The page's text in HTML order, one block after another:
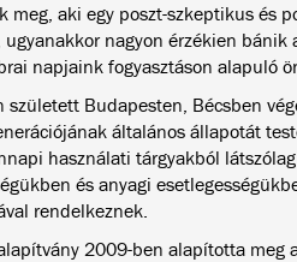
meg, aki egy poszt-szkeptikus és
nagyon érzékien bánik
napjaink fogyasztáson alapuló
született Budapesten, Bécsben
általános állapotát
használati tárgyakból
és anyagi
rendelkeznek.
2009-ben alapította meg